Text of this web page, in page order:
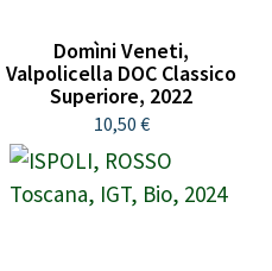
Domìni Veneti,
Valpolicella DOC Classico
Superiore, 2022
10,50 €